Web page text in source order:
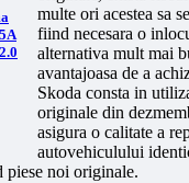
multe ori acestea sa
fiind necesara o
alternativa mult mai
avantajoasa de a
Skoda consta in
originale din
asigura o calitate a
autovehiculului
piese noi originale.